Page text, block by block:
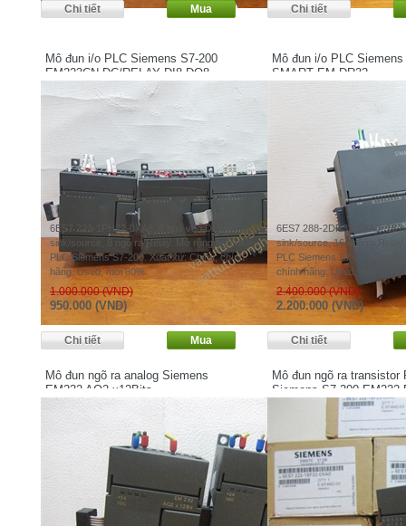
Mô đun i/o PLC Siemens S7-200
EM223CN DC/RELAY DI8 DO8
6ES7 223-1PH22-0XA8. 8 ngõ vào DC
sink/source, 8 ngõ ra Relay. Mở rộng ngõ ra
PLC Siemens S7-200. Xuất xứ: China, chính
hãng. Used, mới 80%.
1.000.000 (VND)
950.000 (VND)
Mô đun i/o PLC Siemens
SMART EM DR32
6ES7 288-2DR32-0AA0. 16
sink/source, 16 ngõ ra
PLC Siemens S7-200
chính hãng. Used, mới 90%,
2.400.000 (VND)
2.200.000 (VND)
Mô đun ngõ ra analog Siemens
EM232 AQ2 x12Bits
Mô đun ngõ ra transistor
Siemens S7-200 EM222